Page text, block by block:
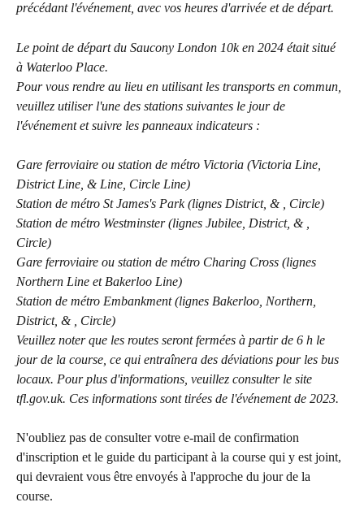
précédant l'événement, avec vos heures d'arrivée et de départ.
Le point de départ du Saucony London 10k en 2024 était situé
à Waterloo Place.
Pour vous rendre au lieu en utilisant les transports en commun,
veuillez utiliser l'une des stations suivantes le jour de
l'événement et suivre les panneaux indicateurs :
Gare ferroviaire ou station de métro Victoria (Victoria Line,
District Line, & Line, Circle Line)
Station de métro St James's Park (lignes District, & , Circle)
Station de métro Westminster (lignes Jubilee, District, & ,
Circle)
Gare ferroviaire ou station de métro Charing Cross (lignes
Northern Line et Bakerloo Line)
Station de métro Embankment (lignes Bakerloo, Northern,
District, & , Circle)
Veuillez noter que les routes seront fermées à partir de 6 h le
jour de la course, ce qui entraînera des déviations pour les bus
locaux. Pour plus d'informations, veuillez consulter le site
tfl.gov.uk. Ces informations sont tirées de l'événement de 2023.
N'oubliez pas de consulter votre e-mail de confirmation
d'inscription et le guide du participant à la course qui y est joint,
qui devraient vous être envoyés à l'approche du jour de la
course.